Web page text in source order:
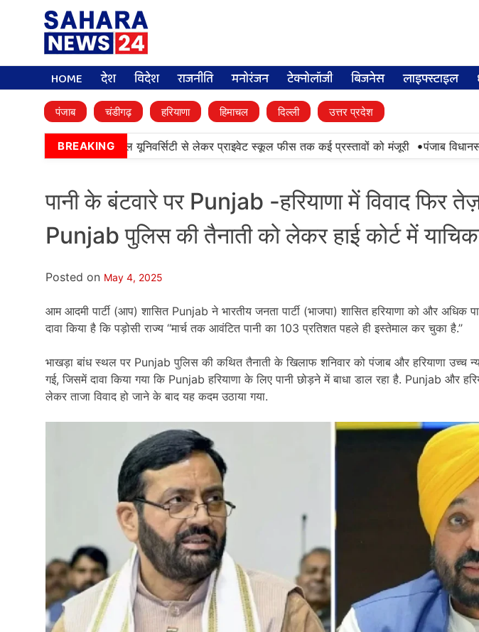
HOME देश विदेश राजनीति मनोरंजन टेक्नोलॉजी बिजनेस लाइफ्स्टाइल
पंजाब चंडीगढ़ हरियाणा हिमाचल दिल्ली उत्तर प्रदेश
BREAKING
के बड़े फैसले, डिजिटल यूनिवर्सिटी से लेकर प्राइवेट स्कूल फीस तक कई प्रस्तावों को मंजूरी •पंजाब विधानसभा
पानी के बंटवारे पर Punjab -हरियाणा में विवाद फिर
Punjab पुलिस की तैनाती को लेकर हाई कोर्ट में
Posted on May 4, 2025
आम आदमी पार्टी (आप) शासित Punjab ने भारतीय जनता पार्टी (भाजपा) शासित हरियाणा को और अधिक
दावा किया है कि पड़ोसी राज्य ‘‘मार्च तक आवंटित पानी का 103 प्रतिशत पहले ही इस्तेमाल कर चुका है.’’
भाखड़ा बांध स्थल पर Punjab पुलिस की कथित तैनाती के खिलाफ शनिवार को पंजाब और हरियाणा उच्च
गई, जिसमें दावा किया गया कि Punjab हरियाणा के लिए पानी छोड़ने में बाधा डाल रहा है. Punjab और
लेकर ताजा विवाद हो जाने के बाद यह कदम उठाया गया.